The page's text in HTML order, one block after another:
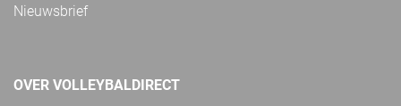
Nieuwsbrief
OVER VOLLEYBALDIRECT